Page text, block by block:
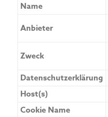
Name
Anbieter
Zweck
Datenschutzerklärung
Host(s)
Cookie Name